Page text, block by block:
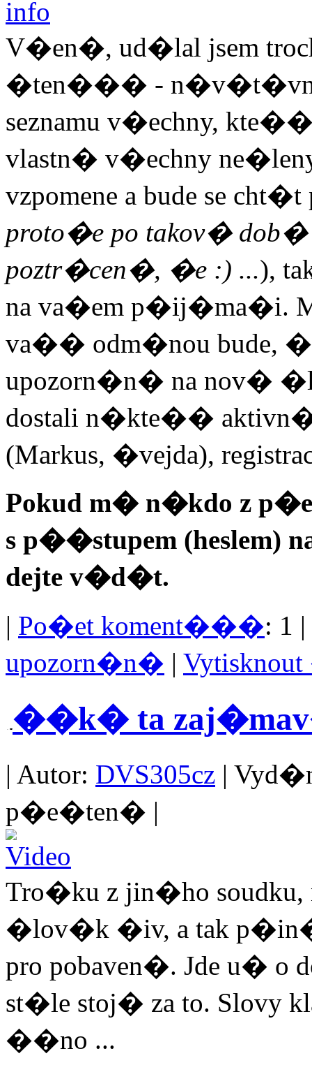
V�en�, ud�lal jsem
�ten��� -
seznamu v�echny,
vlastn� v�echny
vzpomene a bude se
proto�e po takov�
poztr�cen�, �e :) ...),
na va�em p�ij�ma�i.
va�� odm�nou bude,
upozorn�n� na nov�
dostali n�kte��
(Markus, �vejda),
Pokud m� n�kdo z
s p��stupem (heslem)
dejte v�d�t.
| Po�et koment���: 1 |
upozorn�n� |
��k� ta
| Autor: DVS305cz |
p�e�ten� |
Tro�ku z jin�ho soudku,
�lov�k �iv, a tak
pro pobaven�. Jde u� o
st�le stoj� za to. Slovy
��no ...